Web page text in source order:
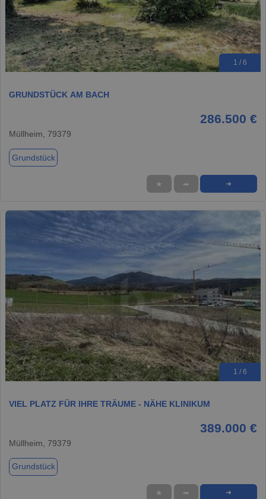
1 / 6
GRUNDSTÜCK AM BACH
286.500 €
Müllheim, 79379
Grundstück
★ ➦ ➜
1 / 6
VIEL PLATZ FÜR IHRE TRÄUME - NÄHE KLINIKUM
389.000 €
Müllheim, 79379
Grundstück
★ ➦ ➜